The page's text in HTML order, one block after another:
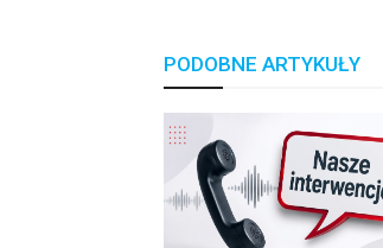
PODOBNE ARTYKUŁY